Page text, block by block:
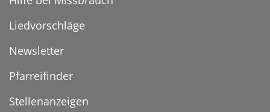
Liedvorschläge
Newsletter
Pfarreifinder
Stellenanzeigen